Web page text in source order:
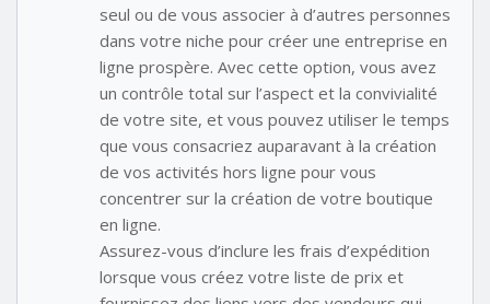
seul ou de vous associer à d’autres personnes
dans votre niche pour créer une entreprise en
ligne prospère. Avec cette option, vous avez
un contrôle total sur l’aspect et la convivialité
de votre site, et vous pouvez utiliser le temps
que vous consacriez auparavant à la création
de vos activités hors ligne pour vous
concentrer sur la création de votre boutique
en ligne.
Assurez-vous d’inclure les frais d’expédition
lorsque vous créez votre liste de prix et